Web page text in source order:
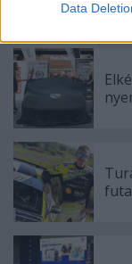
Data